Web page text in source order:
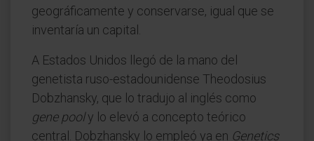
geográficamente y conservarse, igual que se
inventaría un capital.
A Estados Unidos llegó de la mano del
genetista ruso-estadounidense Theodosius
Dobzhansky, que lo tradujo al inglés como
gene pooly lo elevó a concepto teórico
central. Dobzhansky lo empleó ya en Genetics